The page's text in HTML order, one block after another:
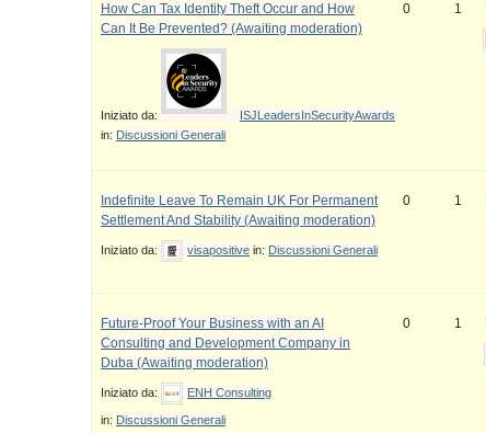
How Can Tax Identity Theft Occur and How
Can It Be Prevented? (Awaiting moderation)
Iniziato da:
ISJLeadersInSecurityAwards
in: Discussioni Generali
0 1
Indefinite Leave To Remain UK For Permanent
Settlement And Stability (Awaiting moderation)
Iniziato da: visapositive in: Discussioni Generali
0 1
Future-Proof Your Business with an AI
Consulting and Development Company in
Duba (Awaiting moderation)
Iniziato da: ENH Consulting
in: Discussioni Generali
0 1